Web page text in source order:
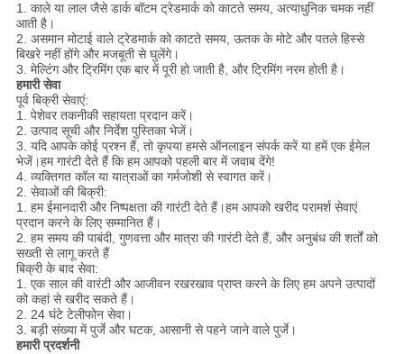
1. काले या लाल जैसे डार्क बॉटम ट्रेडमार्क को काटते समय, अत्याधुनिक चमक नहीं
आती है।
2. असमान मोटाई वाले ट्रेडमार्क को काटते समय, ऊतक के मोटे और पतले हिस्से
बिखरे नहीं होंगे और मजबूती से घुलेंगे।
3. मेल्टिंग और ट्रिमिंग एक बार में पूरी हो जाती है, और ट्रिमिंग नरम होती है।
हमारी सेवा
पूर्व बिक्री सेवाएं:
1. पेशेवर तकनीकी सहायता प्रदान करें।
2. उत्पाद सूची और निर्देश पुस्तिका भेजें।
3. यदि आपके कोई प्रश्न हैं, तो कृपया हमसे ऑनलाइन संपर्क करें या हमें एक ईमेल
भेजें।हम गारंटी देते हैं कि हम आपको पहली बार में जवाब देंगे!
4. व्यक्तिगत कॉल या यात्राओं का गर्मजोशी से स्वागत करें।
2. सेवाओं की बिक्री:
1. हम ईमानदारी और निष्पक्षता की गारंटी देते हैं।हम आपको खरीद परामर्श सेवाएं
प्रदान करने के लिए सम्मानित हैं।
2. हम समय की पाबंदी, गुणवत्ता और मात्रा की गारंटी देते हैं, और अनुबंध की शर्तों को
सख्ती से लागू करते हैं
बिक्री के बाद सेवा:
1. एक साल की वारंटी और आजीवन रखरखाव प्राप्त करने के लिए हम अपने उत्पादों
को कहां से खरीद सकते हैं।
2. 24 घंटे टेलीफोन सेवा।
3. बड़ी संख्या में पुर्जे और घटक, आसानी से पहने जाने वाले पुर्जे।
हमारी प्रदर्शनी